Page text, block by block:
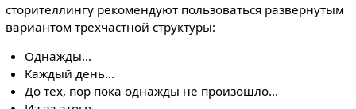
сторителлингу рекомендуют пользоваться развернутым
вариантом трехчастной структуры:
Однажды...
Каждый день...
До тех, пор пока однажды не произошло...